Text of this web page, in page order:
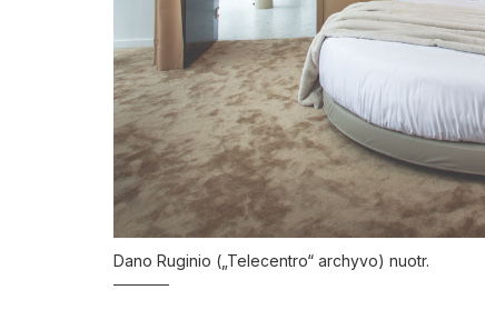
Dano Ruginio („Telecentro“ archyvo) nuotr.